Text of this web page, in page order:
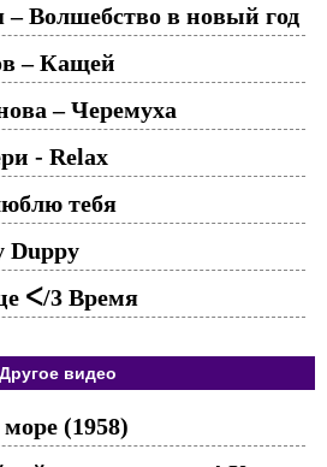
Волшебство в новый год
– Кащей
– Черемуха
- Relax
тебя
Duppy
ᐸ/3 Время
Другое видео
(1958)